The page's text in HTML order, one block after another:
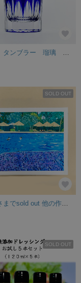
SOLD OUT
SOLD OUT